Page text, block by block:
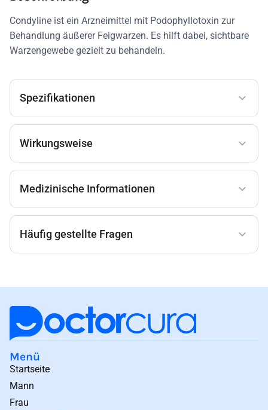
Condyline ist ein Arzneimittel mit Podophyllotoxin zur
Behandlung äußerer Feigwarzen. Es hilft dabei, sichtbare
Warzengewebe gezielt zu behandeln.
Spezifikationen
Wirkungsweise
Medizinische Informationen
Häufig gestellte Fragen
Menü
Startseite
Mann
Frau